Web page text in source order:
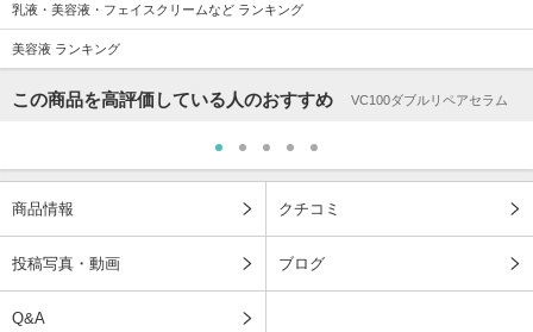
乳液・美容液・フェイスクリームなど ランキング
美容液 ランキング
この商品を高評価している人のおすすめ VC100ダブルリペアセラム
商品情報 クチコミ
投稿写真・動画 ブログ
Q&A